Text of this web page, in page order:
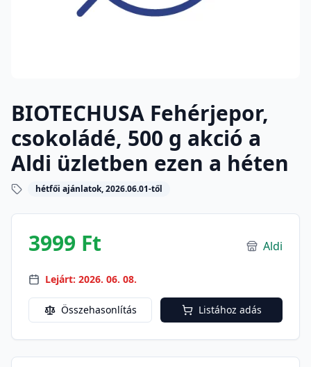
BIOTECHUSA Fehérjepor,
csokoládé, 500 g akció a
Aldi üzletben ezen a héten
hétfői ajánlatok, 2026.06.01-től
3999 Ft Aldi
Lejárt: 2026. 06. 08.
Összehasonlítás Listához adás